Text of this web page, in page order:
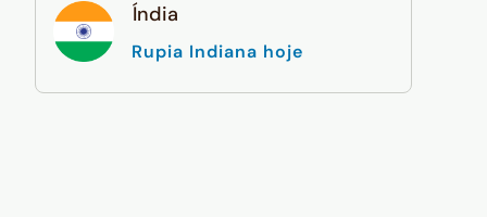
Índia
Rupia Indiana hoje